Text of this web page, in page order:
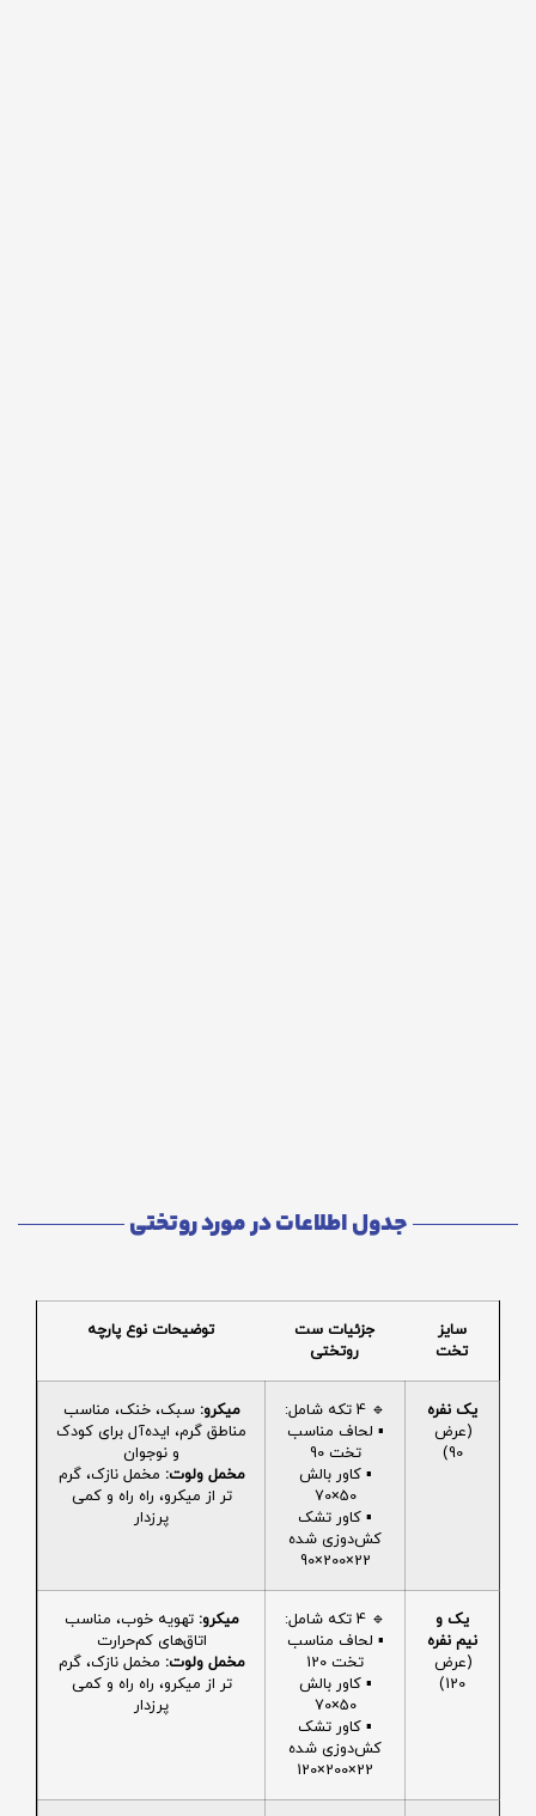
جدول اطلاعات در مورد روتختی
سایز
تخت
جزئیات ست
روتختی
توضیحات نوع پارچه
یک نفره
(عرض
90)
🔹 4 تکه شامل:
▪️ لحاف مناسب
تخت 90
▪️ کاور بالش
50×70
▪️ کاور تشک
کش‌دوزی شده
22×200×90
میکرو: سبک، خنک، مناسب
مناطق گرم، ایده‌آل برای کودک
و نوجوان
مخمل ولوت: مخمل نازک، گرم
تر از میکرو، راه راه و کمی
پرزدار
یک و
نیم نفره
(عرض
120)
🔹 4 تکه شامل:
▪️ لحاف مناسب
تخت 120
▪️ کاور بالش
50×70
▪️ کاور تشک
کش‌دوزی شده
22×200×120
میکرو: تهویه خوب، مناسب
اتاق‌های کم‌حرارت
مخمل ولوت: مخمل نازک، گرم
تر از میکرو، راه راه و کمی
پرزدار